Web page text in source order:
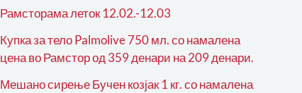
Рамсторама леток 12.02.-12.03
Купка за тело Palmolive 750 мл. со намалена
цена во Рамстор од 359 денари на 209 денари.
Мешано сирење Бучен козјак 1 кг. со намалена